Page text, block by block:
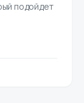
подойдет